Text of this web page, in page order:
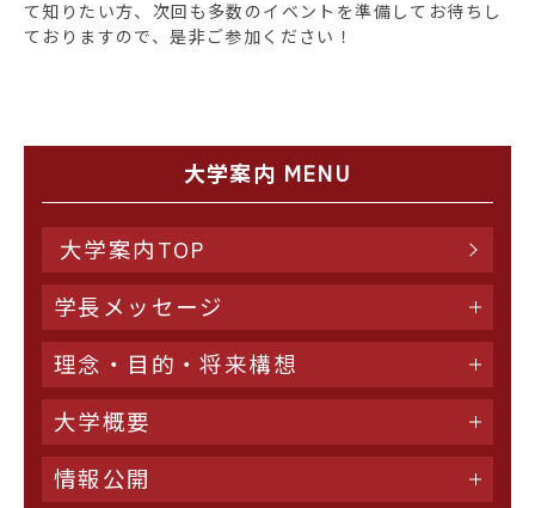
て知りたい方、次回も多数のイベントを準備してお待ちし
ておりますので、是非ご参加ください！
大学案内 MENU
大学案内TOP
学長メッセージ
理念・目的・将来構想
大学概要
情報公開